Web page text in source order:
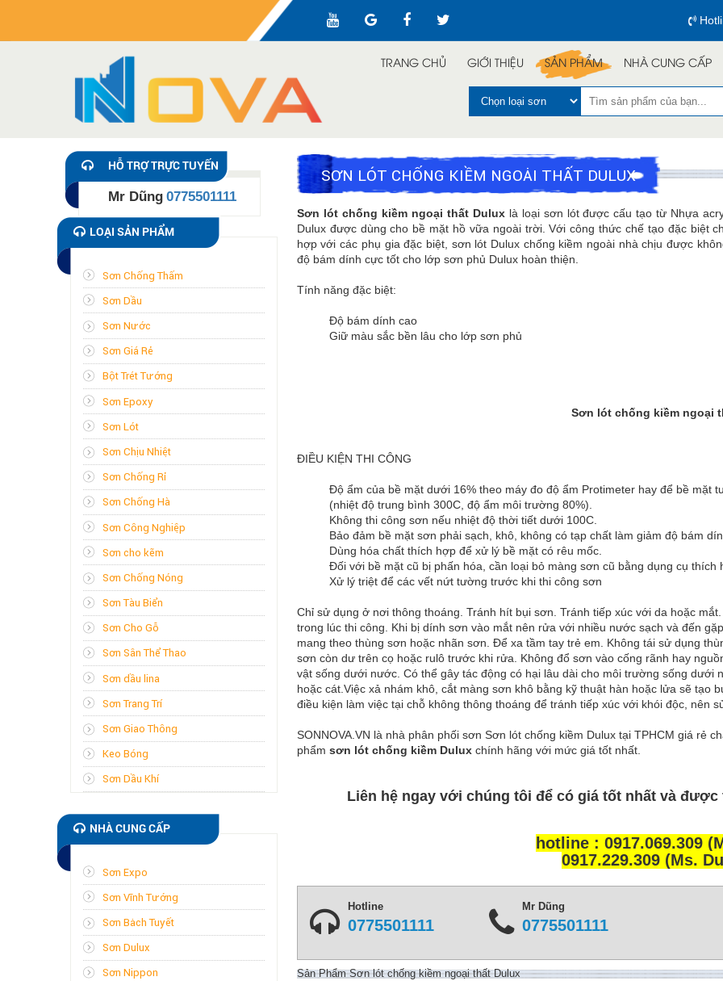
TRANG CHỦ GIỚI THIỆU SẢN PHẨM NHÀ CUNG CẤP
HỖ TRỢ TRỰC TUYẾN
Mr Dũng 0775501111
LOẠI SẢN PHẨM
Sơn Chống Thấm
Sơn Dầu
Sơn Nước
Sơn Giá Rẻ
Bột Trét Tường
Sơn Epoxy
Sơn Lót
Sơn Chịu Nhiệt
Sơn Chống Rỉ
Sơn Chống Hà
Sơn Công Nghiệp
Sơn cho kẽm
Sơn Chống Nóng
Sơn Tàu Biển
Sơn Cho Gỗ
Sơn Sân Thể Thao
Sơn dầu lina
Sơn Trang Trí
Sơn Giao Thông
Keo Bóng
Sơn Dầu Khí
NHÀ CUNG CẤP
Sơn Expo
Sơn Vĩnh Tường
Sơn Bạch Tuyết
Sơn Dulux
Sơn Nippon
SƠN LÓT CHỐNG KIỀM NGOẠI THẤT DULUX
Sơn lót chống kiềm ngoại thất Duluxlà loại sơn lót được cấu tạo từ Nhựa
Dulux được dùng cho bề mặt hồ vữa ngoài trời. Với công thức chế tạo đặc biệt
hợp với các phụ gia đặc biệt, sơn lót Dulux chống kiềm ngoài nhà chịu được
độ bám dính cực tốt cho lớp sơn phủ Dulux hoàn thiện.
Tính năng đặc biệt:
Độ bám dính cao
Giữ màu sắc bền lâu cho lớp sơn phủ
Sơn lót chống kiềm ngoại
ĐIỀU KIỆN THI CÔNG
Độ ẩm của bề mặt dưới 16% theo máy đo độ ẩm Protimeter hay để bề mặt
(nhiệt độ trung bình 300C, độ ẩm môi trường 80%).
Không thi công sơn nếu nhiệt độ thời tiết dưới 100C.
Bảo đảm bề mặt sơn phải sạch, khô, không có tạp chất làm giảm độ bám
Dùng hóa chất thích hợp để xử lý bề mặt có rêu mốc.
Đối với bề mặt cũ bị phấn hóa, cần loại bỏ màng sơn cũ bằng dụng cụ thích
Xử lý triệt để các vết nứt tường trước khi thi công sơn
Chỉ sử dụng ở nơi thông thoáng. Tránh hít bụi sơn. Tránh tiếp xúc với da hoặc
trong lúc thi công. Khi bị dính sơn vào mắt nên rửa với nhiều nước sạch và đến
mang theo thùng sơn hoặc nhãn sơn. Để xa tầm tay trẻ em. Không tái sử dụng
sơn còn dư trên cọ hoặc rulô trước khi rửa. Không đổ sơn vào cống rãnh hay
vật sống dưới nước. Có thể gây tác động có hại lâu dài cho môi trường sống
hoặc cát.Việc xả nhám khô, cắt màng sơn khô bằng kỹ thuật hàn hoặc lửa sẽ tạo
điều kiện làm việc tại chỗ không thông thoáng để tránh tiếp xúc với khói độc, nên
SONNOVA.VN là nhà phân phối sơn Sơn lót chống kiềm Dulux tại TPHCM giá rẻ
phẩm sơn lót chống kiềm Duluxchính hãng với mức giá tốt nhất.
Liên hệ ngay với chúng tôi để có giá tốt nhất và
hotline : 0917.069.309
0917.229.309 (Ms.
Hotline
0775501111
Mr Dũng
0775501111
Sản Phẩm Sơn lót chống kiềm ngoại thất Dulux